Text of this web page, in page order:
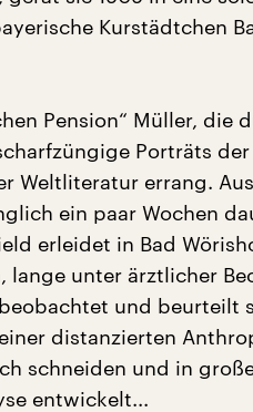
Kurstädtchen
Pension“ Müller, die
Porträts der
Weltliteratur errang.
ein paar Wochen
erleidet in Bad
lange unter ärztlicher
und beurteilt
distanzierten
schneiden und in
entwickelt...